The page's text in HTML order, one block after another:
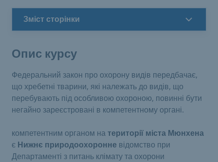
Зміст сторінки
Опис курсу
Федеральний закон про охорону видів передбачає,
що хребетні тварини, які належать до видів, що
перебувають під особливою охороною, повинні бути
негайно зареєстровані в компетентному органі.
компетентним органом натериторії міста Мюнхена
є Нижнє природоохоронне відомство при
Департаменті з питань клімату та охорони